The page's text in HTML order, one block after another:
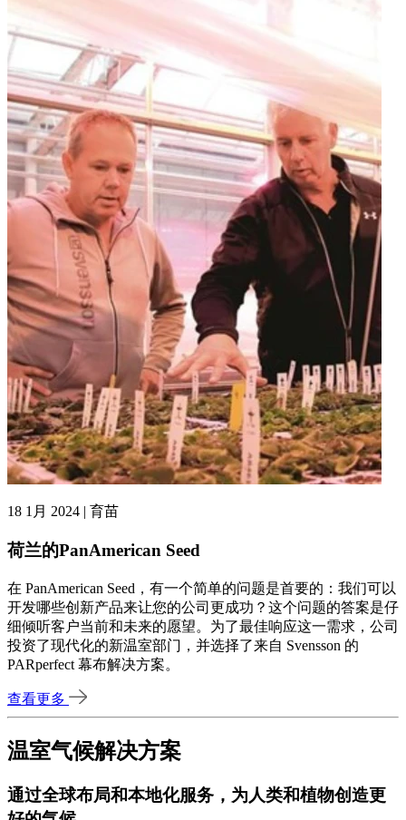
18 1月 2024 | 育苗
荷兰的PanAmerican Seed
在 PanAmerican Seed，有一个简单的问题是首要的：我们可以
开发哪些创新产品来让您的公司更成功？这个问题的答案是仔
细倾听客户当前和未来的愿望。为了最佳响应这一需求，公司
投资了现代化的新温室部门，并选择了来自 Svensson 的
PARperfect 幕布解决方案。
查看更多
温室气候解决方案
通过全球布局和本地化服务 ，为人类和植物创造更